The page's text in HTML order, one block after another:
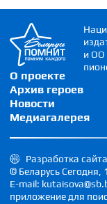
О проекте
Архив героев
Новости
Медиагалерея
и ОО
Разработка
© Беларусь Сегодня,
E-mail:
приложение для